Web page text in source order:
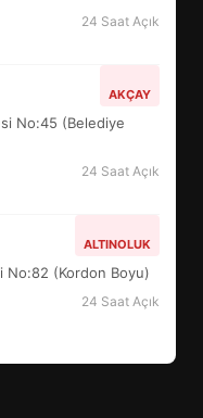
24 Saat Açık
AKÇAY
No:45 (Belediye
24 Saat Açık
ALTINOLUK
No:82 (Kordon Boyu)
24 Saat Açık
SÜRE
NEYİ